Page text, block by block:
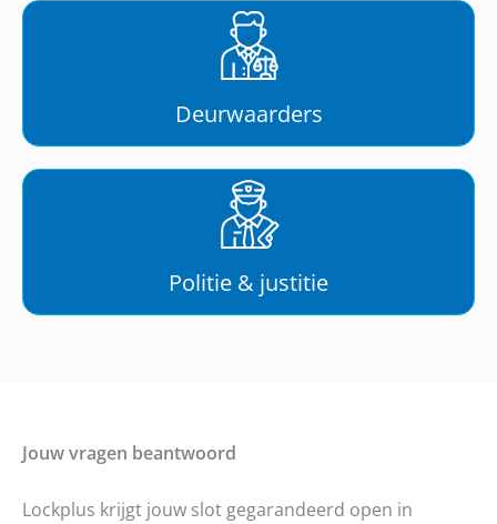
Deurwaarders
Politie & justitie
Jouw vragen beantwoord
Lockplus krijgt jouw slot gegarandeerd open in